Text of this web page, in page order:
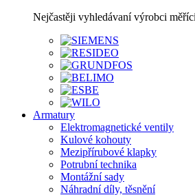
Nejčastěji vyhledávaní výrobci
Armatury
Elektromagnetické ventily
Kulové kohouty
Mezipřírubové klapky
Potrubní technika
Montážní sady
Náhradní díly, těsnění